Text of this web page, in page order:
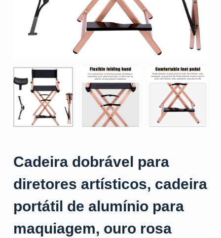
Cadeira dobrável para
diretores artísticos, cadeira
portátil de alumínio para
maquiagem, ouro rosa